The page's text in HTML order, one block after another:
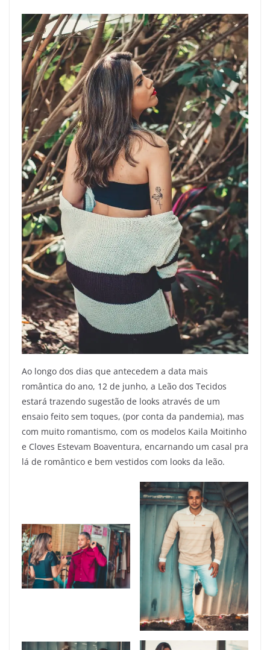
Ao longo dos dias que antecedem a data mais
romântica do ano, 12 de junho, a Leão dos Tecidos
estará trazendo sugestão de looks através de um
ensaio feito sem toques, (por conta da pandemia), mas
com muito romantismo, com os modelos Kaila Moitinho
e Cloves Estevam Boaventura, encarnando um casal pra
lá de romântico e bem vestidos com looks da leão.